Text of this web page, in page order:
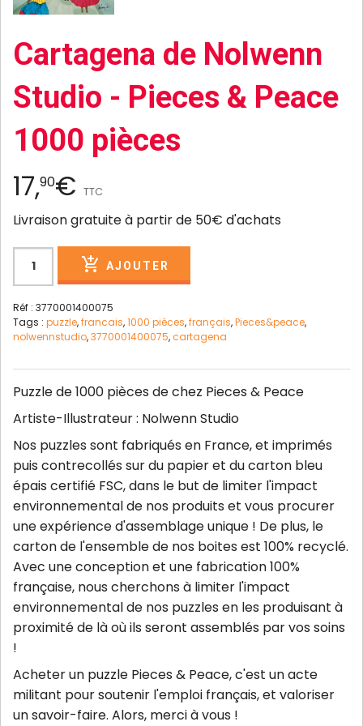
Cartagena de Nolwenn
Studio - Pieces & Peace
1000 pièces
17,90€ TTC
Livraison gratuite à partir de 50€ d'achats
AJOUTER
Réf : 3770001400075
Tags : puzzle,francais,1000 pièces,français,Pieces&peace,
nolwennstudio,3770001400075,cartagena
Puzzle de 1000 pièces de chez Pieces & Peace
Artiste-Illustrateur : Nolwenn Studio
Nos puzzles sont fabriqués en France, et imprimés
puis contrecollés sur du papier et du carton bleu
épais certifié FSC, dans le but de limiter l'impact
environnemental de nos produits et vous procurer
une expérience d'assemblage unique ! De plus, le
carton de l'ensemble de nos boites est 100% recyclé.
Avec une conception et une fabrication 100%
française, nous cherchons à limiter l'impact
environnemental de nos puzzles en les produisant à
proximité de là où ils seront assemblés par vos soins
!
Acheter un puzzle Pieces & Peace, c'est un acte
militant pour soutenir l'emploi français, et valoriser
un savoir-faire. Alors, merci à vous !